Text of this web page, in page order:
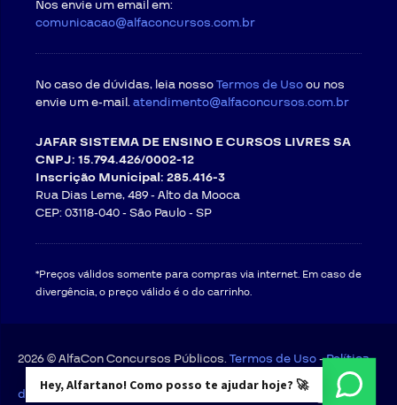
Hey, Alfartano! Como posso te ajudar hoje? 🚀
Nos envie um email em:
comunicacao@alfaconcursos.com.br
No caso de dúvidas, leia nossoTermos de Usoou nos
envie um e-mail.atendimento@alfaconcursos.com.br
JAFAR SISTEMA DE ENSINO E CURSOS LIVRES SA
CNPJ: 15.794.426/0002-12
Inscrição Municipal: 285.416-3
Rua Dias Leme, 489 - Alto da Mooca
CEP: 03118-040 -São Paulo - SP
*Preços válidos somente para compras via internet. Em caso de
divergência, o preço válido é o do carrinho.
2026 © AlfaCon Concursos Públicos.Termos de Uso-Política
de Privacidade